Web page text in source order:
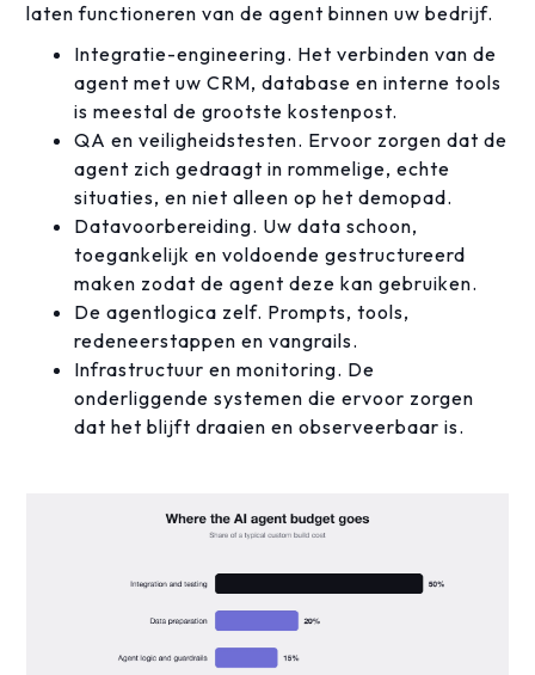
laten functioneren van de agent binnen uw bedrijf.
Integratie-engineering. Het verbinden van de
agent met uw CRM, database en interne tools
is meestal de grootste kostenpost.
QA en veiligheidstesten. Ervoor zorgen dat de
agent zich gedraagt in rommelige, echte
situaties, en niet alleen op het demopad.
Datavoorbereiding. Uw data schoon,
toegankelijk en voldoende gestructureerd
maken zodat de agent deze kan gebruiken.
De agentlogica zelf. Prompts, tools,
redeneerstappen en vangrails.
Infrastructuur en monitoring. De
onderliggende systemen die ervoor zorgen
dat het blijft draaien en observeerbaar is.